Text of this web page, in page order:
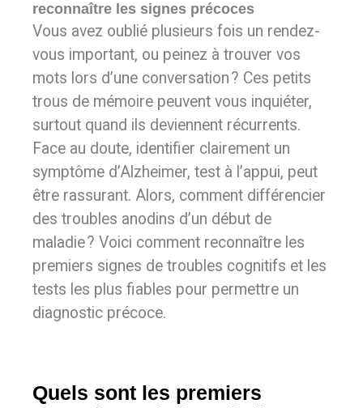
reconnaître les signes précoces
Vous avez oublié plusieurs fois un rendez-
vous important, ou peinez à trouver vos
mots lors d’une conversation ? Ces petits
trous de mémoire peuvent vous inquiéter,
surtout quand ils deviennent récurrents.
Face au doute, identifier clairement un
symptôme d’Alzheimer, test à l’appui, peut
être rassurant. Alors, comment différencier
des troubles anodins d’un début de
maladie ? Voici comment reconnaître les
premiers signes de troubles cognitifs et les
tests les plus fiables pour permettre un
diagnostic précoce.
Quels sont les premiers